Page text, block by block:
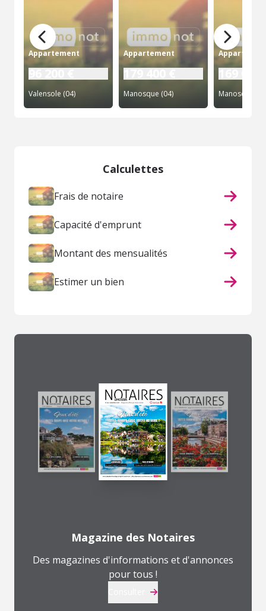
Appartement
Valensole (04)
Appartement
Manosque (04) Manosque
Calculettes
Frais de notaire
Capacité d'emprunt
Montant des mensualités
Estimer un bien
Magazine des Notaires
Des magazines d'informations et d'annonces
pour tous !